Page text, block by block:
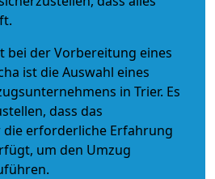
bei der Vorbereitung eines
ist die Auswahl eines
in Trier. Es
dass das
erforderliche Erfahrung
um den Umzug